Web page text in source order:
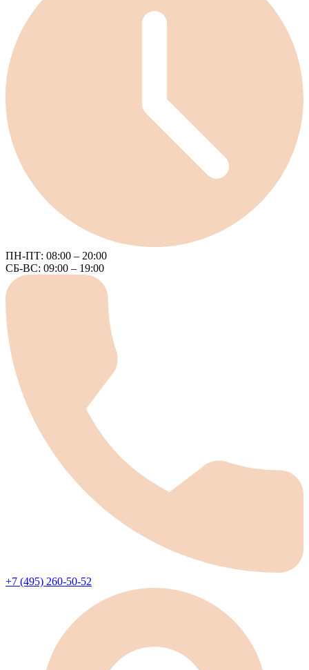
ПН-ПТ: 08:00 – 20:00
СБ-ВС: 09:00 – 19:00
+7 (495) 260-50-52